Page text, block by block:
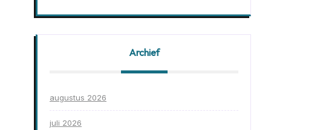
Archief
augustus 2026
juli 2026